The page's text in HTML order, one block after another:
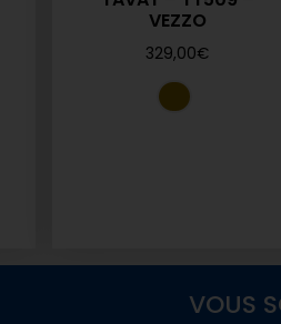
VEZZO
329,00€
VOUS